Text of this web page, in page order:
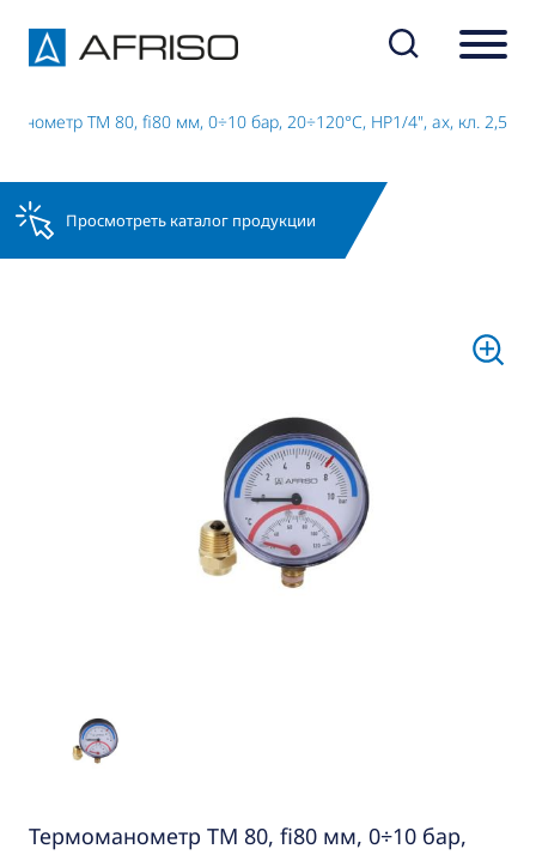
TM 80, fi80 мм, 0÷10 бар, 20÷120°C, НР1/4", ax, кл. 2,5
Просмотреть каталог продукции
Термоманометр TM 80, fi80 мм, 0÷10 бар,